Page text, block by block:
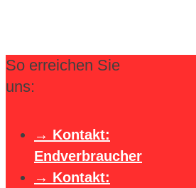
So erreichen Sie
uns:
Kontakt:
Endverbraucher
Kontakt: